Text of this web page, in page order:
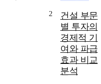
2
건설 부문
별 투자의
경제적 기
여와 파급
효과 비교
분석